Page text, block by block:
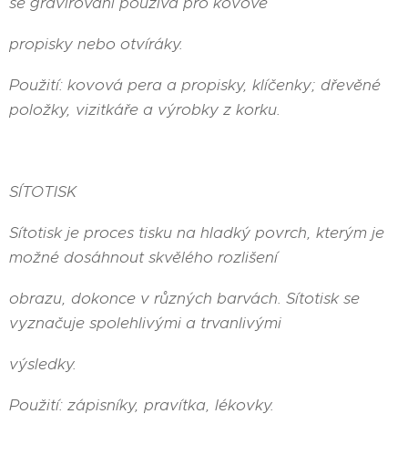
propisky nebo otvíráky.
Použití: kovová pera a propisky, klíčenky; dřevěné
položky, vizitkáře a výrobky z korku.
SÍTOTISK
Sítotisk je proces tisku na hladký povrch, kterým je
možné dosáhnout skvělého rozlišení
obrazu, dokonce v různých barvách. Sítotisk se
vyznačuje spolehlivými a trvanlivými
výsledky.
Použití: zápisníky, pravítka, lékovky.